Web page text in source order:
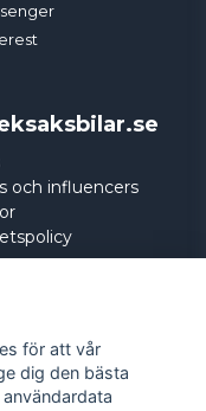
och influencers
för att vår
dig den bästa